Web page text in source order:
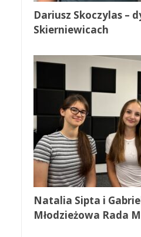
Dariusz Skoczylas –
Skierniewicach
Natalia Sipta i
Młodzieżowa Rada